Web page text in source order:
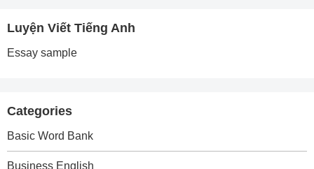
Luyện Viết Tiếng Anh
Essay sample
Categories
Basic Word Bank
Business English